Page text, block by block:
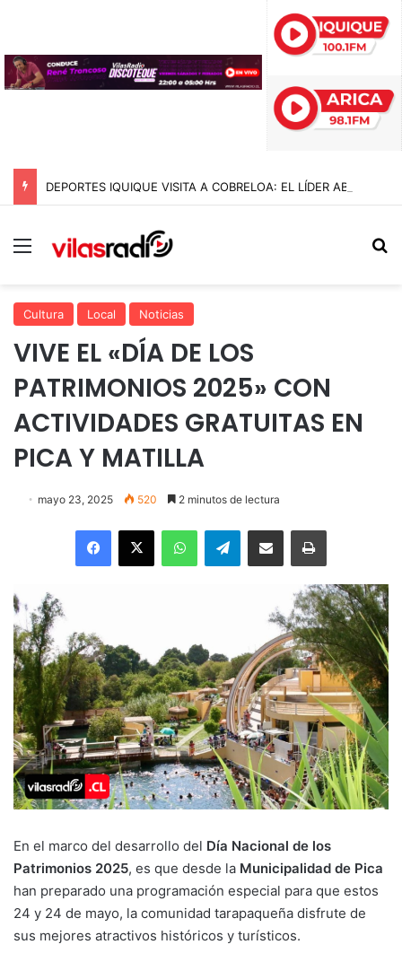
Menú
Cultura Local Noticias
VIVE EL «DÍA DE LOS
PATRIMONIOS 2025» CON
ACTIVIDADES GRATUITAS EN
PICA Y MATILLA
mayo 23, 2025 520 2 minutos de lectura
Facebook
X WhatsAppTelegramEnviar vía email Imprimir
En el marco del desarrollo del Día Nacional de los
Patrimonios 2025, es que desde la Municipalidad de Pica
han preparado una programación especial para que estos
24 y 24 de mayo, la comunidad tarapaqueña disfrute de
sus mejores atractivos históricos y turísticos.